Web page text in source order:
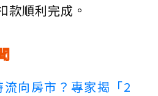
款順利完成。
向房市？專家揭「2